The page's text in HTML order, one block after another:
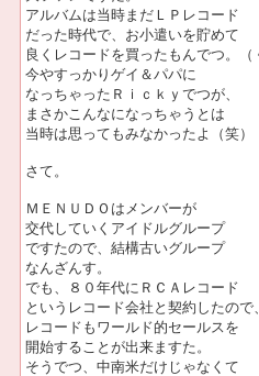
アルバムは当時まだＬＰレコード
だった時代で、お小遣いを貯めて
良くレコードを買ったもんでつ。（
今やすっかりゲイ＆パパに
なっちゃったＲｉｃｋｙでつが、
まさかこんなになっちゃうとは
当時は思ってもみなかったよ（笑）
さて。
ＭＥＮＵＤＯはメンバーが
交代していくアイドルグループ
ですたので、結構古いグループ
なんざんす。
でも、８０年代にＲＣＡレコード
というレコード会社と契約したので
レコードもワールド的セールスを
開始することが出来ますた。
そうでつ、中南米だけじゃなくて